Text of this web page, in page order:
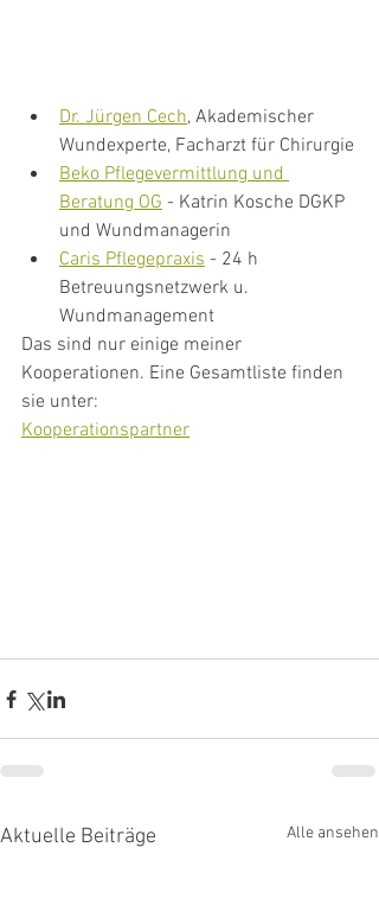
Dr. Jürgen Cech, Akademischer
Wundexperte, Facharzt für Chirurgie
Beko Pflegevermittlung und
Beratung OG - Katrin Kosche DGKP
und Wundmanagerin
Caris Pflegepraxis - 24 h
Betreuungsnetzwerk u.
Wundmanagement
Das sind nur einige meiner
Kooperationen. Eine Gesamtliste finden
sie unter:
Kooperationspartner
Aktuelle Beiträge Alle ansehen